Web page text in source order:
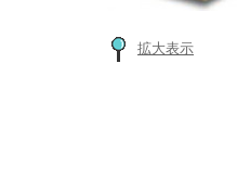
拡大表示